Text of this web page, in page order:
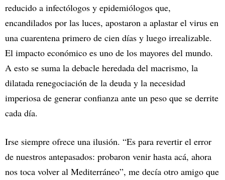
reducido a infectólogos y epidemiólogos que,
encandilados por las luces, apostaron a aplastar el virus en
una cuarentena primero de cien días y luego irrealizable.
El impacto económico es uno de los mayores del mundo.
A esto se suma la debacle heredada del macrismo, la
dilatada renegociación de la deuda y la necesidad
imperiosa de generar confianza ante un peso que se derrite
cada día.
Irse siempre ofrece una ilusión. “Es para revertir el error
de nuestros antepasados: probaron venir hasta acá, ahora
nos toca volver al Mediterráneo”, me decía otro amigo que